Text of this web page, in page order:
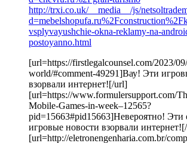
http://trxi.co.uk/__media__/js/
vsplyvayushchie-okna-reklamy-na-
postoyanno.html
[url=https://firstlegalcounsel.com/2023/
world/#comment-49291]Вау! Эти
взорвали интернет![/url]
[url=https://www.formulersupport.com/
Mobile-Games-in-week–12565?
pid=15663#pid15663]Невероятно! Эти
игровые новости взорвали
[url=http://eletronengenharia.com.br/